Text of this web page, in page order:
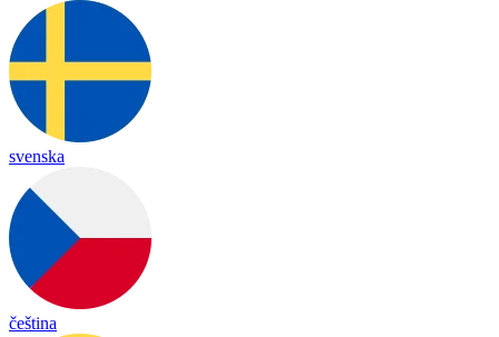
svenska
čeština